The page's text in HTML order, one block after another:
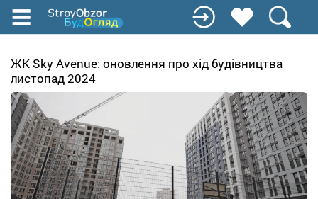
Перейти
до
вмісту
ЖК Sky Avenue: оновлення про хід будівництва
листопад 2024